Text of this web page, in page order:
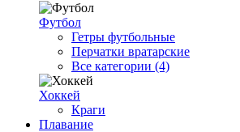
Футбол
Гетры футбольные
Перчатки вратарские
Все категории (4)
Хоккей
Краги
Плавание